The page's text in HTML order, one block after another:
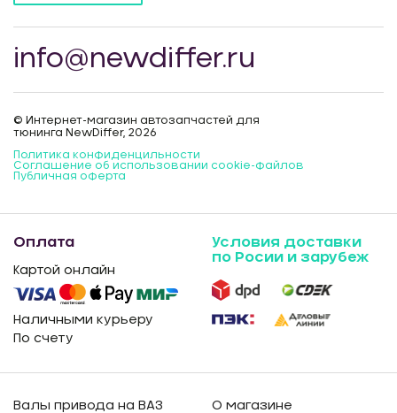
info@newdiffer.ru
© Интернет-магазин автозапчастей для
тюнинга NewDiffer, 2026
Политика конфиденцильности
Соглашение об использовании cookie-файлов
Публичная оферта
Оплата
Картой онлайн
Наличными курьеру
По счету
Условия доставки
по Росии и зарубеж
Валы привода на ВАЗ О магазине